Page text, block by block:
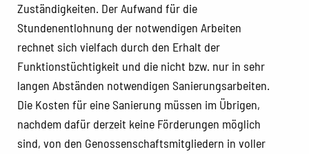
Zuständigkeiten. Der Aufwand für die
Stundenentlohnung der notwendigen Arbeiten
rechnet sich vielfach durch den Erhalt der
Funktionstüchtigkeit und die nicht bzw. nur in sehr
langen Abständen notwendigen Sanierungsarbeiten.
Die Kosten für eine Sanierung müssen im Übrigen,
nachdem dafür derzeit keine Förderungen möglich
sind, von den Genossenschaftsmitgliedern in voller